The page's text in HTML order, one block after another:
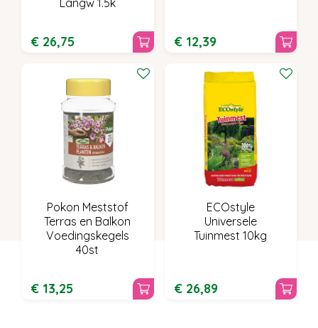
Langw 1.5k
€ 26,75 € 12,39
Pokon Meststof
Terras en Balkon
Voedingskegels
40st
€ 13,25
ECOstyle
Universele
Tuinmest 10kg
€ 26,89